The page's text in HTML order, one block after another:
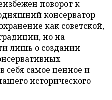
поворот к
консерватор
как советской,
но на
лишь о создании
самое ценное и
исторического